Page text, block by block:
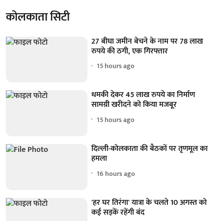
कोलकाता सिटी
27 बीघा जमीन बेचने के नाम पर 78 लाख
रुपये की ठगी, एक गिरफ्तार
15 hours ago
धमकी देकर 45 लाख रुपये का निर्माण
सामग्री खरीदने को किया मजबूर
15 hours ago
दिल्ली-कोलकाता की बैठकों पर तृणमूल का
हमला
16 hours ago
'हर घर तिरंगा' यात्रा के चलते 10 अगस्त को
कई सड़कें रहेंगी बंद